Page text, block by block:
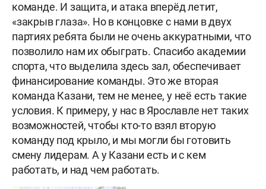
команде. И защита, и атака вперёд летит,
«закрыв глаза». Но в концовке с нами в двух
партиях ребята были не очень аккуратными, что
позволило нам их обыграть. Спасибо академии
спорта, что выделила здесь зал, обеспечивает
финансирование команды. Это же вторая
команда Казани, тем не менее, у неё есть такие
условия. К примеру, у нас в Ярославле нет таких
возможностей, чтобы кто-то взял вторую
команду под крыло, и мы могли бы готовить
смену лидерам. А у Казани есть и с кем
работать, и над чем работать.